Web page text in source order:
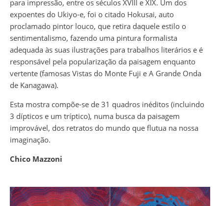
para impressão, entre os séculos XVIII e XIX. Um dos
expoentes do Ukiyo-e, foi o citado Hokusai, auto
proclamado pintor louco, que retira daquele estilo o
sentimentalismo, fazendo uma pintura formalista
adequada às suas ilustrações para trabalhos literários e é
responsável pela popularização da paisagem enquanto
vertente (famosas Vistas do Monte Fuji e A Grande Onda
de Kanagawa).
Esta mostra compõe-se de 31 quadros inéditos (incluindo
3 dípticos e um tríptico), numa busca da paisagem
improvável, dos retratos do mundo que flutua na nossa
imaginação.
Chico Mazzoni